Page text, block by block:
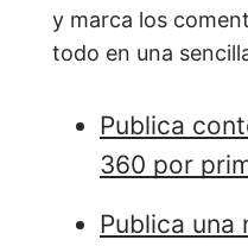
y marca los
todo en una
Publica
360 por
Publica una